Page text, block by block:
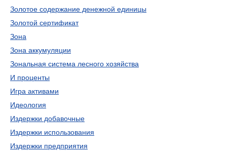
Золотое содержание денежной единицы
Золотой сертификат
Зона
Зона аккумуляции
Зональная система лесного хозяйства
И проценты
Игра активами
Идеология
Издержки добавочные
Издержки использования
Издержки предприятия